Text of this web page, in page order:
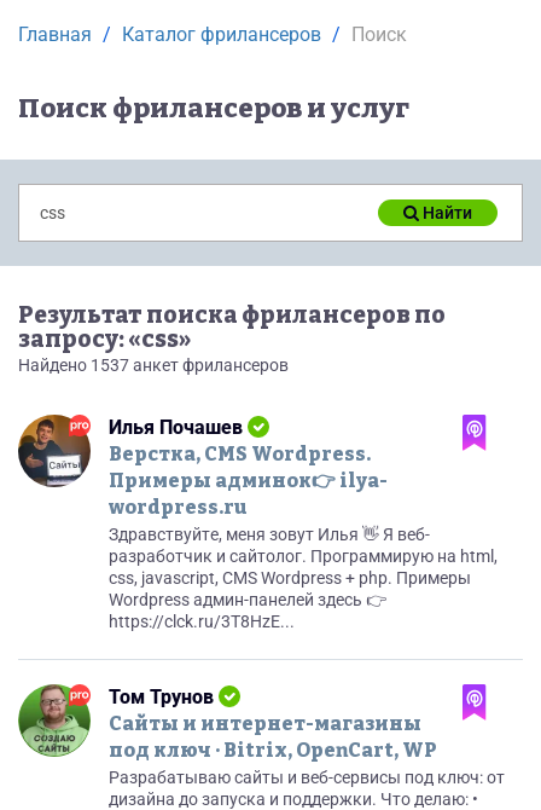
Главная Каталог фрилансеров Поиск
Поиск фрилансеров и услуг
Найти
Результат поиска фрилансеров по
запросу: «css»
Найдено 1537 анкет фрилансеров
Илья Почашев
Верстка, CMS Wordpress.
Примеры админок👉 ilya-
wordpress.ru
Здpaвcтвуйтe, мeня зовут Илья 👋 Я веб-
разработчик и сайтолог. Программирую на html,
css, javascript, CMS Wordpress + php. Примеры
Wordpress админ-панелей здесь 👉
https://clck.ru/3T8HzE...
Том Трунов
Сайты и интернет-магазины
под ключ · Bitrix, OpenCart, WP
Разрабатываю сайты и веб-сервисы под ключ: от
дизайна до запуска и поддержки. Что делаю: •